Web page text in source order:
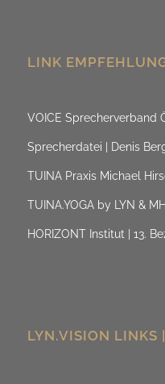
LINK
VOICE Sprecherverband
Sprecherdatei | Denis
TUINA Praxis Michael
TUINA.YOGA by LYN & MH
HORIZONT Institut | 13.
LYN.VISION LINKS